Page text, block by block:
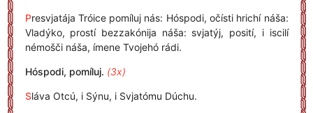
Presvjatája Tróice pomíluj nás: Hóspodi, očísti hrichí náša:
Vladýko, prostí bezzakónija náša: svjatýj, posití, i iscilí
némošči náša, ímene Tvojehó rádi.
Hóspodi, pomíluj. (3x)
Sláva Otcú, i Sýnu, i Svjatómu Dúchu.